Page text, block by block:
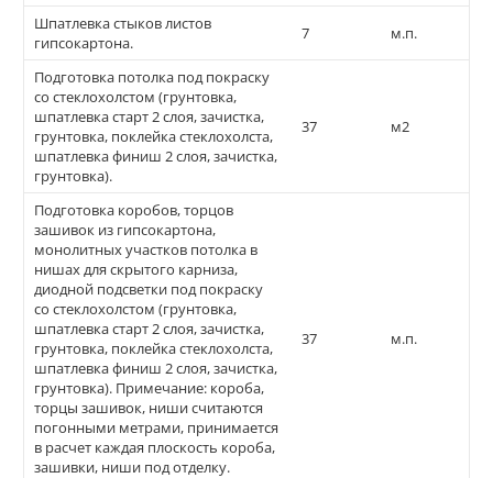
Шпатлевка стыков листов
гипсокартона.
7 м.п.
Подготовка потолка под покраску
со стеклохолстом (грунтовка,
шпатлевка старт 2 слоя, зачистка,
грунтовка, поклейка стеклохолста,
шпатлевка финиш 2 слоя, зачистка,
грунтовка).
37 м2
Подготовка коробов, торцов
зашивок из гипсокартона,
монолитных участков потолка в
нишах для скрытого карниза,
диодной подсветки под покраску
со стеклохолстом (грунтовка,
шпатлевка старт 2 слоя, зачистка,
грунтовка, поклейка стеклохолста,
шпатлевка финиш 2 слоя, зачистка,
грунтовка). Примечание: короба,
торцы зашивок, ниши считаются
погонными метрами, принимается
в расчет каждая плоскость короба,
зашивки, ниши под отделку.
37 м.п.